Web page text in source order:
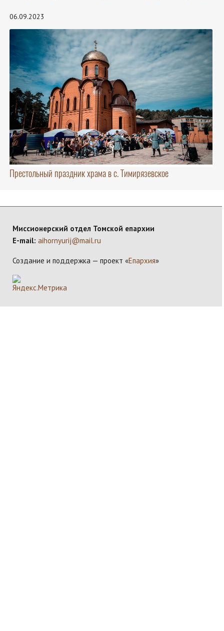
06.09.2023
Престольный праздник храма в с. Тимирязевское
Миссионерский отдел Томской епархии
E-mail: aihornyurij@mail.ru
Создание и поддержка — проект «Епархия»